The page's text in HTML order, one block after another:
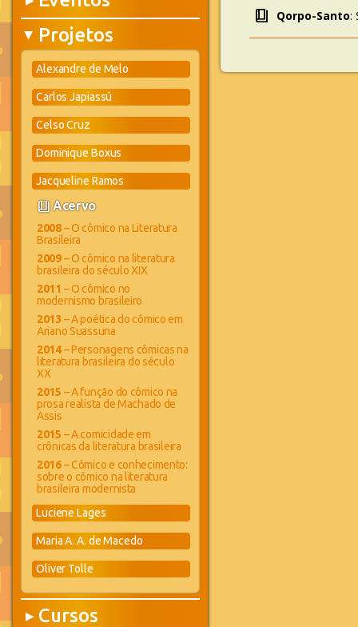
▶ Projetos
Alexandre de Melo
Carlos Japiassú
Celso Cruz
Dominique Boxus
Jacqueline Ramos
book_4Acervo
2008– O cômico na Literatura
Brasileira
2009– O cômico na literatura
brasileira do século XIX
2011 – O cômico no
modernismo brasileiro
2013 – A poética do cômico em
Ariano Suassuna
2014– Personagens cômicas na
literatura brasileira do século
XX
2015 – A função do cômico na
prosa realista de Machado de
Assis
2015 – A comicidade em
crônicas da literatura brasileira
2016– Cômico e conhecimento:
sobre o cômico na literatura
brasileira modernista
Luciene Lages
Maria A. A. de Macedo
Oliver Tolle
▶ Cursos
book_4 Qorpo-Santo: